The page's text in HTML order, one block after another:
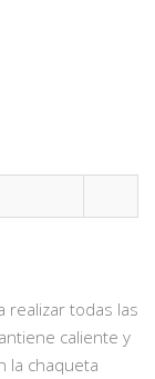
realizar todas las
caliente y
la chaqueta